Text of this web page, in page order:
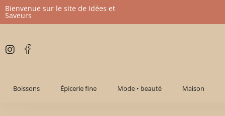
Aller
contenu
Bienvenue sur le site de Idées et
Saveurs
Boissons Épicerie fine Mode • beauté Maison